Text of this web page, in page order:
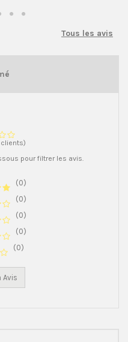
Tous les avis
pour filtrer les avis.
(0)
(0)
(0)
(0)
(0)
Avis